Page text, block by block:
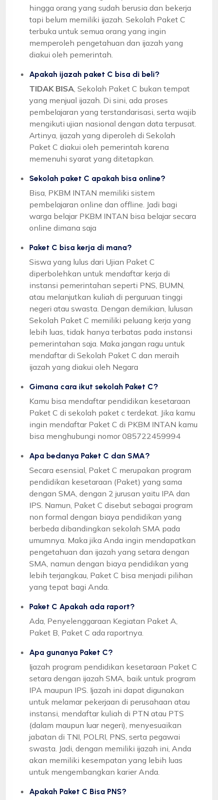
hingga orang yang sudah berusia dan bekerja
tapi belum memiliki ijazah. Sekolah Paket C
terbuka untuk semua orang yang ingin
memperoleh pengetahuan dan ijazah yang
diakui oleh pemerintah.
Apakah ijazah paket C bisa di beli?
TIDAK BISA , Sekolah Paket C bukan tempat
yang menjual ijazah. Di sini, ada proses
pembelajaran yang terstandarisasi, serta wajib
mengikuti ujian nasional dengan data terpusat.
Artinya, ijazah yang diperoleh di Sekolah
Paket C diakui oleh pemerintah karena
memenuhi syarat yang ditetapkan.
Sekolah paket C apakah bisa online?
Bisa, PKBM INTAN memiliki sistem
pembelajaran online dan offline. Jadi bagi
warga belajar PKBM INTAN bisa belajar secara
online dimana saja
Paket C bisa kerja di mana?
Siswa yang lulus dari Ujian Paket C
diperbolehkan untuk mendaftar kerja di
instansi pemerintahan seperti PNS, BUMN,
atau melanjutkan kuliah di perguruan tinggi
negeri atau swasta. Dengan demikian, lulusan
Sekolah Paket C memiliki peluang kerja yang
lebih luas, tidak hanya terbatas pada instansi
pemerintahan saja. Maka jangan ragu untuk
mendaftar di Sekolah Paket C dan meraih
ijazah yang diakui oleh Negara
Gimana cara ikut sekolah Paket C?
Kamu bisa mendaftar pendidikan kesetaraan
Paket C di sekolah paket c terdekat. Jika kamu
ingin mendaftar Paket C di PKBM INTAN kamu
bisa menghubungi nomor 085722459994
Apa bedanya Paket C dan SMA?
Secara esensial, Paket C merupakan program
pendidikan kesetaraan (Paket) yang sama
dengan SMA, dengan 2 jurusan yaitu IPA dan
IPS. Namun, Paket C disebut sebagai program
non formal dengan biaya pendidikan yang
berbeda dibandingkan sekolah SMA pada
umumnya. Maka jika Anda ingin mendapatkan
pengetahuan dan ijazah yang setara dengan
SMA, namun dengan biaya pendidikan yang
lebih terjangkau, Paket C bisa menjadi pilihan
yang tepat bagi Anda.
Paket C Apakah ada raport?
Ada, Penyelenggaraan Kegiatan Paket A,
Paket B, Paket C ada raportnya.
Apa gunanya Paket C?
Ijazah program pendidikan kesetaraan Paket C
setara dengan ijazah SMA, baik untuk program
IPA maupun IPS. Ijazah ini dapat digunakan
untuk melamar pekerjaan di perusahaan atau
instansi, mendaftar kuliah di PTN atau PTS
(dalam maupun luar negeri), menyesuaikan
jabatan di TNI, POLRI, PNS, serta pegawai
swasta. Jadi, dengan memiliki ijazah ini, Anda
akan memiliki kesempatan yang lebih luas
untuk mengembangkan karier Anda.
Apakah Paket C Bisa PNS?